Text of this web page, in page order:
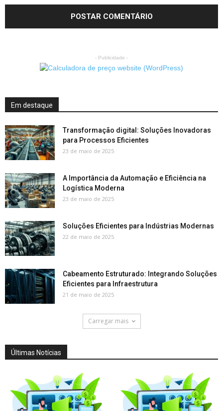
- Publicidade -
Em destaque
Transformação digital: Soluções Inovadoras
para Processos Eficientes
23 de maio de 2025
A Importância da Automação e Eficiência na
Logística Moderna
23 de maio de 2025
Soluções Eficientes para Indústrias Modernas
22 de maio de 2025
Cabeamento Estruturado: Integrando Soluções
Eficientes para Infraestrutura
21 de maio de 2025
Carregar mais
Últimas Notícias